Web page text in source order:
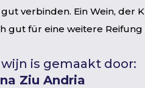
verbinden. Ein Wein, der
gut für eine weitere Reifung
wijn is gemaakt door:
Ziu Andria